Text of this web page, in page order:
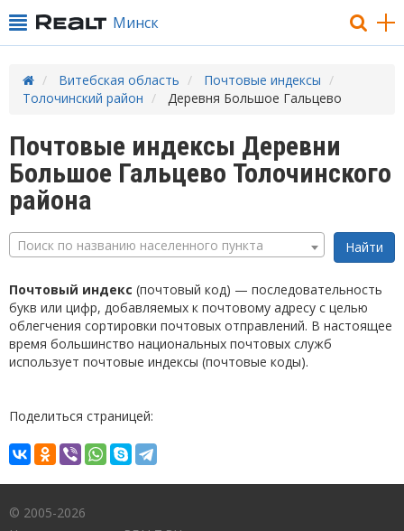
Минск
Витебская область
Почтовые индексы
Толочинский район
Деревня Большое Гальцево
Почтовые индексы Деревни
Большое Гальцево Толочинского
района
Поиск по названию населенного пункта
Почтовый индекс (почтовый код) — последовательность
букв или цифр, добавляемых к почтовому адресу с целью
облегчения сортировки почтовых отправлений. В настоящее
время большинство национальных почтовых служб
использует почтовые индексы (почтовые коды).
Поделиться страницей:
© 2005-2026